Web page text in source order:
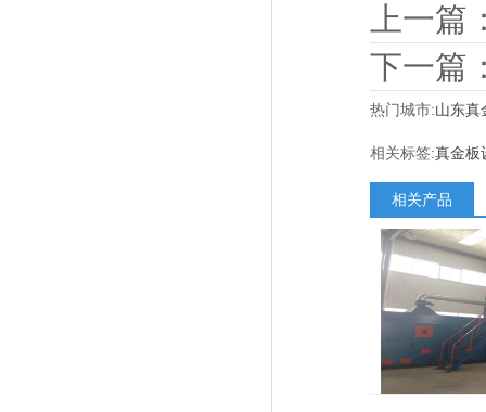
上一篇
下一篇
热门城市:山东真
相关标签:真金板
相关产品